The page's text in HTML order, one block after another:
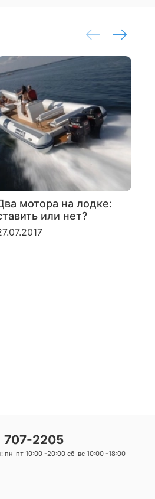
мотора на лодке:
или нет?
707-2205
пн-пт 10:00 -20:00 сб-вс 10:00 -18:00